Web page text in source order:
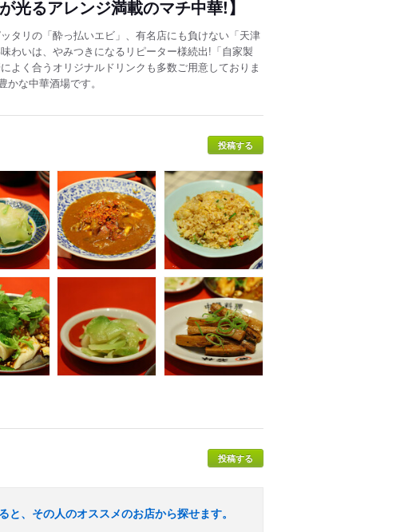
光るアレンジ満載のマチ中華!】
タリの「酔っ払いエビ」、有名店にも負けない「天津
わいは、やみつきになるリピーター様続出!「自家製
よく合うオリジナルドリンクも多数ご用意しておりま
な中華酒場です。
投稿する
投稿する
と、その人のオススメのお店から探せます。